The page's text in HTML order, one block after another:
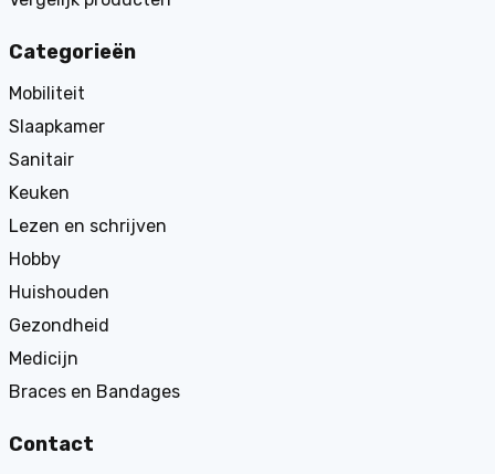
Categorieën
Mobiliteit
Slaapkamer
Sanitair
Keuken
Lezen en schrijven
Hobby
Huishouden
Gezondheid
Medicijn
Braces en Bandages
Contact